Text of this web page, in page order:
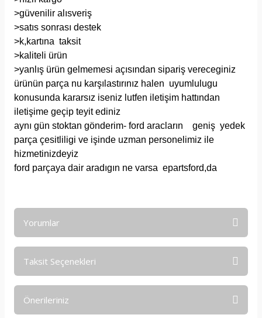
>güvenilir alısveriş
>satıs sonrası destek
>k,kartına taksit
>kaliteli ürün
>yanlış ürün gelmemesi açısından sipariş vereceginiz
ürünün parça nu karşılastırınız halen uyumlulugu
konusunda kararsız iseniz lutfen iletişim hattından
iletişime geçip teyit ediniz
aynı gün stoktan gönderim- ford aracların geniş yedek
parça çesitliligi ve işinde uzman personelimiz ile
hizmetinizdeyiz
ford parçaya dair aradıgın ne varsa epartsford,da
Yorumlar
Taksit Seçenekleri
Önerileriniz